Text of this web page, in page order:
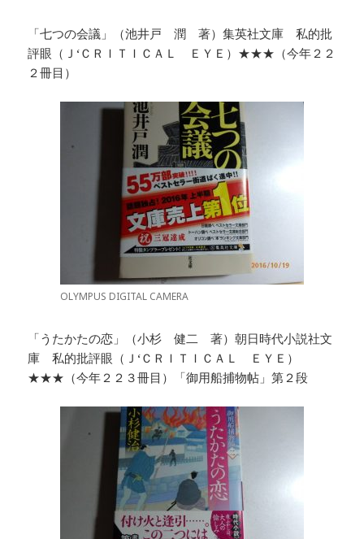
「七つの会議」（池井戸 潤 著）集英社文庫 私的批
評眼（Ｊ‘ＣＲＩＴＩＣＡＬ ＥＹＥ）★★★（今年２２
２冊目）
OLYMPUS DIGITAL CAMERA
「うたかたの恋」（小杉 健二 著）朝日時代小説社文
庫 私的批評眼（Ｊ‘ＣＲＩＴＩＣＡＬ ＥＹＥ）
★★★（今年２２３冊目）「御用船捕物帖」第２段